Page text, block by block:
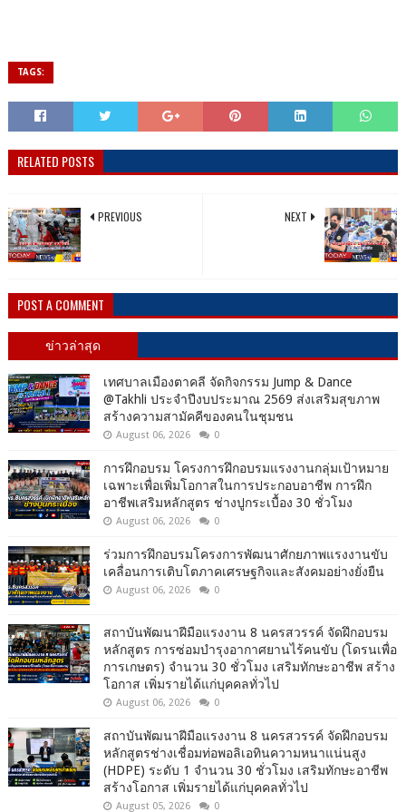
TAGS:
RELATED POSTS
NEXT
PREVIOUS
POST A COMMENT
ข่าวล่าสุด
เทศบาลเมืองตาคลี จัดกิจกรรม Jump & Dance
@Takhli ประจำปีงบประมาณ 2569 ส่งเสริมสุขภาพ
สร้างความสามัคคีของคนในชุมชน
August 06, 2026 0
การฝึกอบรม โครงการฝึกอบรมแรงงานกลุ่มเป้าหมาย
เฉพาะเพื่อเพิ่มโอกาสในการประกอบอาชีพ การฝึก
อาชีพเสริมหลักสูตร ช่างปูกระเบื้อง 30 ชั่วโมง
August 06, 2026 0
ร่วมการฝึกอบรมโครงการพัฒนาศักยภาพแรงงานขับ
เคลื่อนการเติบโตภาคเศรษฐกิจและสังคมอย่างยั่งยืน
August 06, 2026 0
สถาบันพัฒนาฝีมือแรงงาน 8 นครสวรรค์ จัดฝึกอบรม
หลักสูตร การซ่อมบำรุงอากาศยานไร้คนขับ (โดรนเพื่อ
การเกษตร) จำนวน 30 ชั่วโมง เสริมทักษะอาชีพ สร้าง
โอกาส เพิ่มรายได้แก่บุคคลทั่วไป
August 06, 2026 0
สถาบันพัฒนาฝีมือแรงงาน 8 นครสวรรค์ จัดฝึกอบรม
หลักสูตรช่างเชื่อมท่อพอลิเอทินความหนาแน่นสูง
(HDPE) ระดับ 1 จำนวน 30 ชั่วโมง เสริมทักษะอาชีพ
สร้างโอกาส เพิ่มรายได้แก่บุคคลทั่วไป
August 05, 2026 0